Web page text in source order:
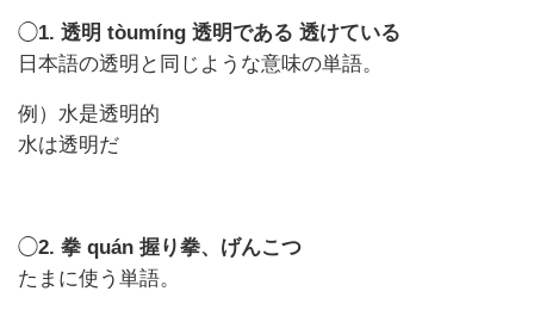
◯1. 透明 tòumíng 透明である 透けている
日本語の透明と同じような意味の単語。
例）水是透明的
水は透明だ
◯2. 拳 quán 握り拳、げんこつ
たまに使う単語。